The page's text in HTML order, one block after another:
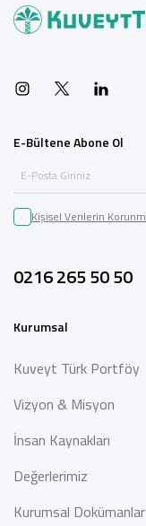
E-Bültene Abone Ol
Kişisel Verilerin
0216 265 50 50
Kurumsal
Kuveyt Türk Portföy
Vizyon & Misyon
İnsan Kaynakları
Değerlerimiz
Kurumsal Dokümanlar